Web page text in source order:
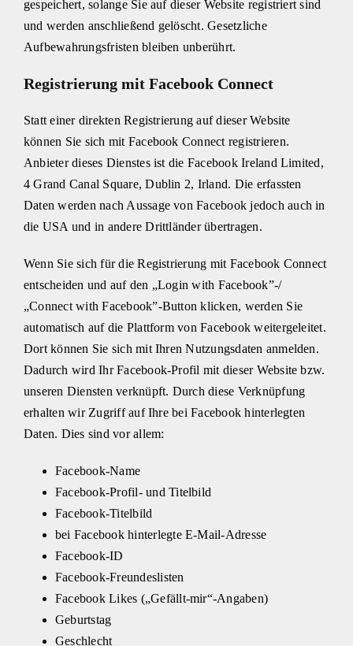
gespeichert, solange Sie auf dieser Website registriert sind
und werden anschließend gelöscht. Gesetzliche
Aufbewahrungsfristen bleiben unberührt.
Registrierung mit Facebook Connect
Statt einer direkten Registrierung auf dieser Website
können Sie sich mit Facebook Connect registrieren.
Anbieter dieses Dienstes ist die Facebook Ireland Limited,
4 Grand Canal Square, Dublin 2, Irland. Die erfassten
Daten werden nach Aussage von Facebook jedoch auch in
die USA und in andere Drittländer übertragen.
Wenn Sie sich für die Registrierung mit Facebook Connect
entscheiden und auf den „Login with Facebook”-/
„Connect with Facebook”-Button klicken, werden Sie
automatisch auf die Plattform von Facebook weitergeleitet.
Dort können Sie sich mit Ihren Nutzungsdaten anmelden.
Dadurch wird Ihr Facebook-Profil mit dieser Website bzw.
unseren Diensten verknüpft. Durch diese Verknüpfung
erhalten wir Zugriff auf Ihre bei Facebook hinterlegten
Daten. Dies sind vor allem:
Facebook-Name
Facebook-Profil- und Titelbild
Facebook-Titelbild
bei Facebook hinterlegte E-Mail-Adresse
Facebook-ID
Facebook-Freundeslisten
Facebook Likes („Gefällt-mir“-Angaben)
Geburtstag
Geschlecht